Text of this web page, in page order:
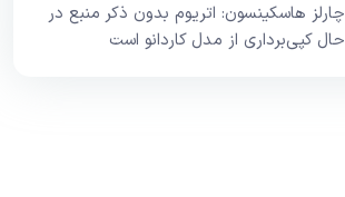
چارلز هاسکینسون: اتریوم بدون ذکر منبع در
حال کپی‌برداری از مدل کاردانو است